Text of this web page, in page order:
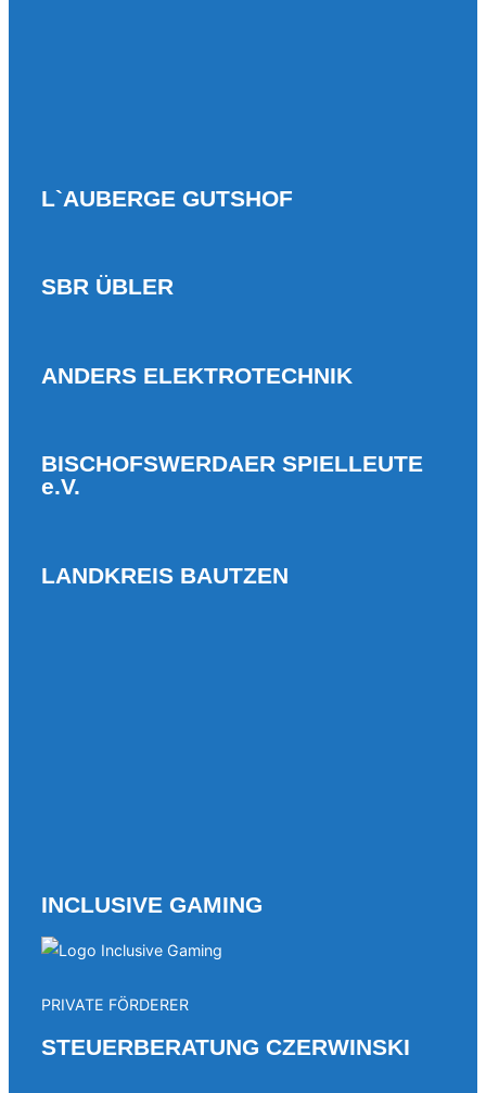
L`AUBERGE GUTSHOF
SBR ÜBLER
ANDERS ELEKTROTECHNIK
BISCHOFSWERDAER SPIELLEUTE
e.V.
LANDKREIS BAUTZEN
INCLUSIVE GAMING
PRIVATE FÖRDERER
STEUERBERATUNG CZERWINSKI